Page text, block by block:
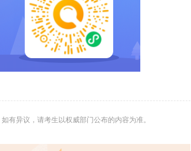
有异议，请考生以权威部门公布的内容为准。